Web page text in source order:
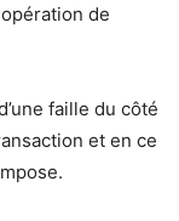
de
faille du côté
et en ce